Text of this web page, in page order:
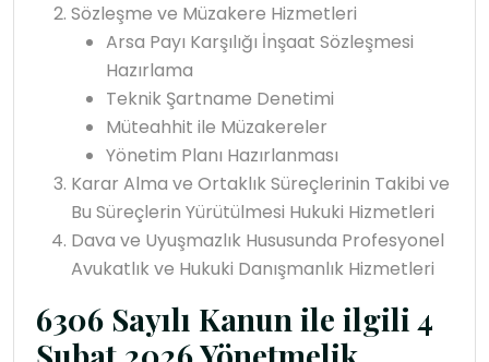
Sözleşme ve Müzakere Hizmetleri
Arsa Payı Karşılığı İnşaat Sözleşmesi
Hazırlama
Teknik Şartname Denetimi
Müteahhit ile Müzakereler
Yönetim Planı Hazırlanması
Karar Alma ve Ortaklık Süreçlerinin Takibi ve
Bu Süreçlerin Yürütülmesi Hukuki Hizmetleri
Dava ve Uyuşmazlık Hususunda Profesyonel
Avukatlık ve Hukuki Danışmanlık Hizmetleri
6306 Sayılı Kanun ile ilgili 4